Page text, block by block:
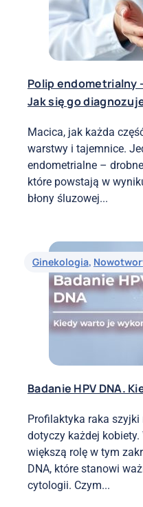
Polip endometrialny
Jak się go
Macica, jak każda
warstwy i tajemnice.
endometrialne –
które powstają w
błony śluzowej...
Ginekologia,
Badanie HPV DNA.
Profilaktyka raka
dotyczy każdej
większą rolę w tym
DNA, które stanowi
cytologii. Czym...